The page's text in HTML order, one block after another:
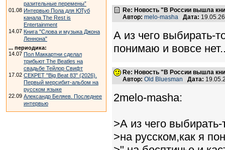
разительные перемены”
01.08 Интервью Пола для ЮТуб
канала The Rest is
Entertainment
14.07 Книга "Слова и музыка Джона
Леннона"
... периодика:
14.07 Пол Маккартни сделал
трибьют The Beatles на
свадьбе Тейлор Свифт
17.02 СЕКРЕТ "Big Beat 83" (2026).
Первый мерсибит-альбом на
русском языке
22.09 Александр Беляев. Последнее
интервью
Re: Новость "В России вышла
Автор: melo-masha Дата:
А из чего выбирать-
понимаю и вовсе
Re: Новость "В России вышла
Автор: Old Bluesman Дата:
2melo-masha:
>А из чего
>на русском,как я